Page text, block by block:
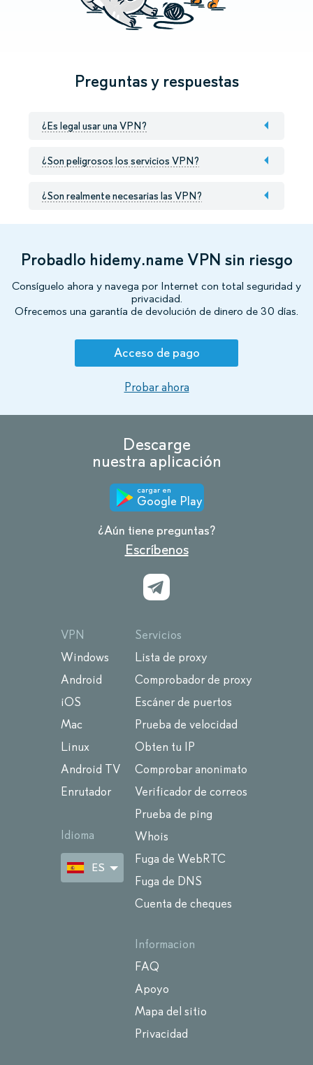
Preguntas y respuestas
¿Es legal usar una VPN?
¿Son peligrosos los servicios VPN?
¿Son realmente necesarias las VPN?
Probadlo hidemy.name VPN sin riesgo
Consíguelo ahora y navega por Internet con total seguridad y
privacidad.
Ofrecemos una garantía de devolución de dinero de 30 días.
Acceso de pago
Probar ahora
Descarge
nuestra aplicación
cargar en
Google Play
¿Aún tiene preguntas?
Escríbenos
VPN
Windows
Android
iOS
Mac
Linux
Android TV
Enrutador
Idioma
ES
Servicios
Lista de proxy
Comprobador de proxy
Escáner de puertos
Prueba de velocidad
Obten tu IP
Comprobar anonimato
Verificador de correos
Prueba de ping
Whois
Fuga de WebRTC
Fuga de DNS
Cuenta de cheques
Informacion
FAQ
Apoyo
Mapa del sitio
Privacidad